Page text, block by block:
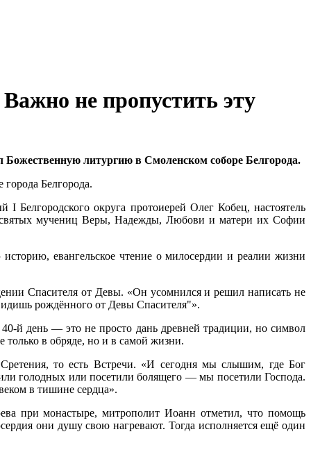
не пропустить эту
литургию в Смоленском соборе Белгорода.
Белгорода.
Белгородского округа протоиерей Олег Кобец, настоятель
святых мучениц Веры, Надежды, Любови и матери их Софии
евангельское чтение о милосердии и реалии жизни
Спасителя от Девы. «Он усомнился и решил написать не
рождённого от Девы Спасителя"».
й день — это не просто дань древней традиции, но символ
только в обряде, но и в самой жизни.
то есть Встречи. «И сегодня мы слышим, где Бог
голодных или посетили болящего — мы посетили Господа.
в тишине сердца».
при монастыре, митрополит Иоанн отметил, что помощь
они душу свою нагревают. Тогда исполняется ещё один